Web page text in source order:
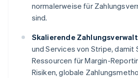
normalerweise für
sind.
Skalierende
und Services von Stripe, damit
Ressourcen für Margin-
Risiken, globale